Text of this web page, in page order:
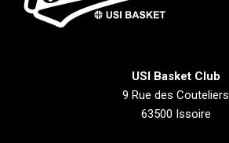
USI Basket Club
9 Rue des Couteliers
63500 Issoire